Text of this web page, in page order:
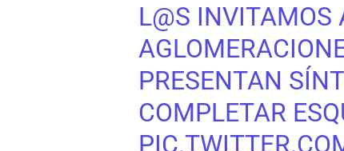
L@S INVITAMOS
PRESENTAN
COMPLETAR